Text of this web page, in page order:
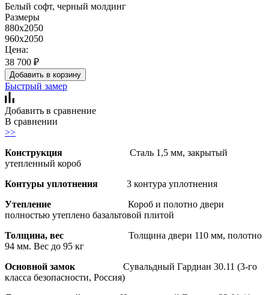
Белый софт, черный молдинг
Размеры
880x2050
960x2050
Цена:
38 700 ₽
Добавить в корзину
Быстрый замер
Добавить в сравнение
В сравнении
>>
Конструкция Сталь 1,5 мм, закрытый
утепленный короб
Контуры уплотнения 3 контура уплотнения
Утепление Короб и полотно двери
полностью утеплено базальтовой плитой
Толщина, вес Толщина двери 110 мм, полотно
94 мм. Вес до 95 кг
Основной замок Сувальдный Гардиан 30.11 (3-го
класса безопасности, Россия)